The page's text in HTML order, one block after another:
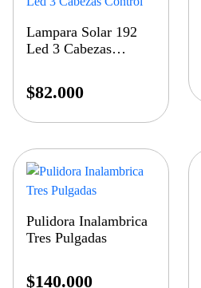
Lampara Solar 192
Led 3 Cabezas
$82.000
Pulidora Inalambrica
Tres Pulgadas
$140.000